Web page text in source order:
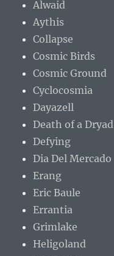
Alwaid
Aythis
Collapse
Cosmic Birds
Cosmic Ground
Cyclocosmia
Dayazell
Death of a Dryad
Defying
Dia Del Mercado
Erang
Eric Baule
Errantia
Grimlake
Heligoland